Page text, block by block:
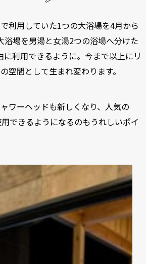
利用していた1つの大浴場を4月から
浴場を男湯と女湯2つの浴場へ分けた
に利用できるように。今まで以上にリ
空間として生まれ変わります。
ワーヘッドも新しくなり、人気の
できるようになるのもうれしいポイ